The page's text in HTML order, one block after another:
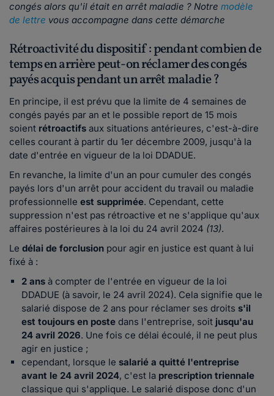
congés alors qu'il était en arrêt maladie ? Notre modèle
de lettre vous accompagne dans cette démarche
Rétroactivité du dispositif : pendant combien de
temps en arrière peut-on réclamer des congés
payés acquis pendant un arrêt maladie ?
En principe, il est prévu que la limite de 4 semaines de
congés payés par an et le possible report de 15 mois
soient rétroactifs aux situations antérieures, c'est-à-dire
celles courant à partir du 1er décembre 2009, jusqu'à la
date d'entrée en vigueur de la loi DDADUE.
En revanche, la limite d'un an pour cumuler des congés
payés lors d'un arrêt pour accident du travail ou maladie
professionnelle est supprimée. Cependant, cette
suppression n'est pas rétroactive et ne s'applique qu'aux
affaires postérieures à la loi du 24 avril 2024 (13).
Le délai de forclusion pour agir en justice est quant à lui
fixé à :
2 ans à compter de l'entrée en vigueur de la loi
DDADUE (à savoir, le 24 avril 2024). Cela signifie que le
salarié dispose de 2 ans pour réclamer ses droits s'il
est toujours en poste dans l'entreprise, soit jusqu'au
24 avril 2026. Une fois ce délai écoulé, il ne peut plus
agir en justice ;
cependant, lorsque le salarié a quitté l'entreprise
avant le 24 avril 2024, c'est la prescription triennale
classique qui s'applique. Le salarié dispose donc d'un